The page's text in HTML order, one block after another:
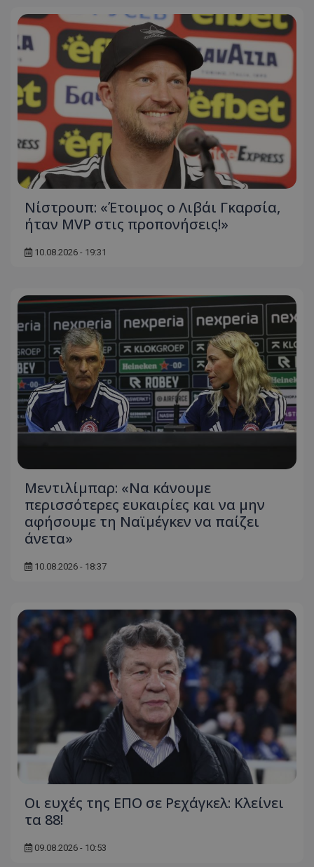
Νίστρουπ: «Έτοιμος ο Λιβάι Γκαρσία,
ήταν MVP στις προπονήσεις!»
10.08.2026 - 19:31
Μεντιλίμπαρ: «Να κάνουμε
περισσότερες ευκαιρίες και να μην
αφήσουμε τη Ναϊμέγκεν να παίζει
άνετα»
10.08.2026 - 18:37
Οι ευχές της ΕΠΟ σε Ρεχάγκελ: Κλείνει
τα 88!
09.08.2026 - 10:53